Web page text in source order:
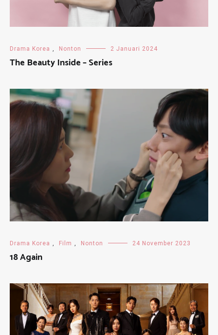
Drama Korea , Nonton 2 Januari 2024
The Beauty Inside – Series
Drama Korea , Film , Nonton 24 November 2023
18 Again